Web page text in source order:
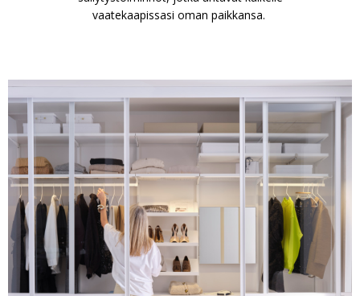
vaatekaapissasi oman paikkansa.